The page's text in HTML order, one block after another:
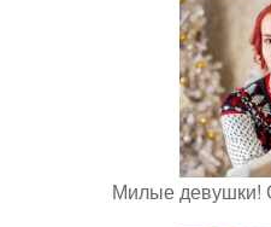
Милые девушки!